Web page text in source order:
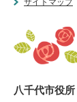
八千代市役所